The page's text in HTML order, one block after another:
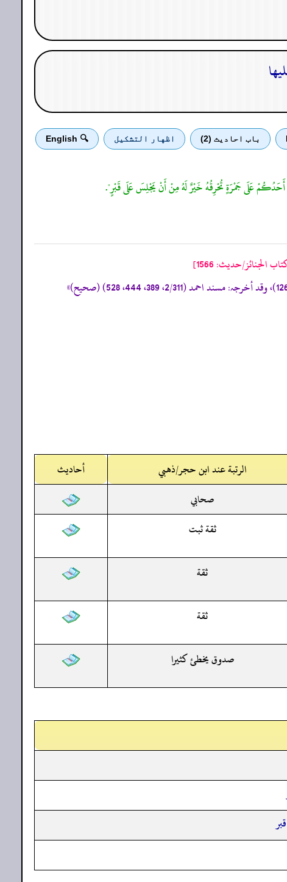
باب احادیث (2) اظهار التشكيل 🔍 English
عَلَى جَمْرَةٍ تُحْرِقُهُ خَيْرٌ لَهُ مِنْ أَنْ يَجْلِسَ عَلَى قَبْرٍ".
الجنائز/حدیث: 1566]
الرتبة عند ابن حجر/ذهبي
أحاديث
صحابي
ثقة ثبت
ثقة
ثقة
صدوق يخطئ كثيرا